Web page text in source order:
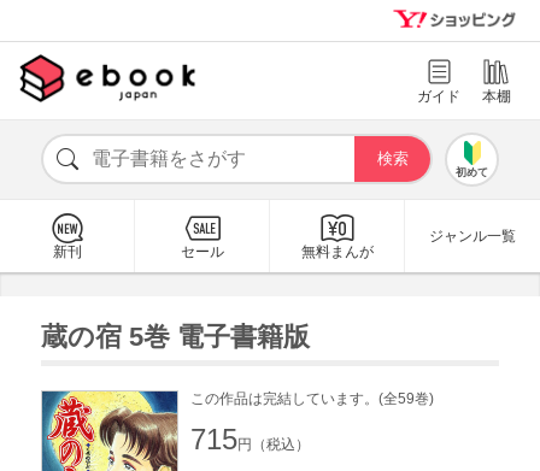
ガイド 本棚
初めて
新刊 セール 無料まんが
ジャンル一覧
蔵の宿 5巻 電子書籍版
この作品は完結しています。(全59巻)
715円（税込）